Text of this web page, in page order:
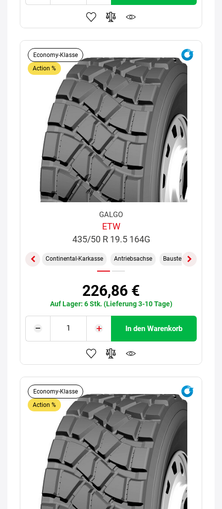
Economy-Klasse
Action %
GALGO
ETW
435/50 R 19.5 164G
Continental-Karkasse Antriebsachse Baustelle
226,86 €
Auf Lager: 6 Stk. (Lieferung 3-10 Tage)
In den Warenkorb
Economy-Klasse
Action %